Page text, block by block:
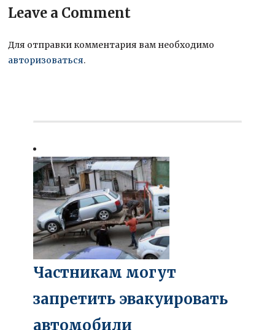
Leave a Comment
Для отправки комментария вам необходимо
авторизоваться.
Частникам могут
запретить эвакуировать
автомобили